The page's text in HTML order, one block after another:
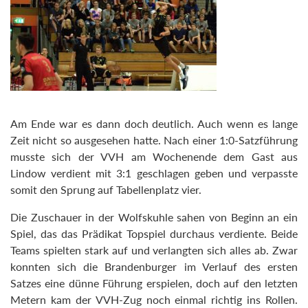
Am Ende war es dann doch deutlich. Auch wenn es lange
Zeit nicht so ausgesehen hatte. Nach einer 1:0-Satzführung
musste sich der VVH am Wochenende dem Gast aus
Lindow verdient mit 3:1 geschlagen geben und verpasste
somit den Sprung auf Tabellenplatz vier.
Die Zuschauer in der Wolfskuhle sahen von Beginn an ein
Spiel, das das Prädikat Topspiel durchaus verdiente. Beide
Teams spielten stark auf und verlangten sich alles ab. Zwar
konnten sich die Brandenburger im Verlauf des ersten
Satzes eine dünne Führung erspielen, doch auf den letzten
Metern kam der VVH-Zug noch einmal richtig ins Rollen.